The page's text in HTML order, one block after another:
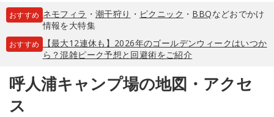
おすすめ ネモフィラ ・ 潮干狩り ・ ピクニック ・ BBQなどおでかけ
情報を大特集
おすすめ
【最大12連休も】2026年のゴールデンウィークはいつか
ら？混雑ピーク予想と回避術をご紹介
呼人浦キャンプ場の地図・アクセ
ス